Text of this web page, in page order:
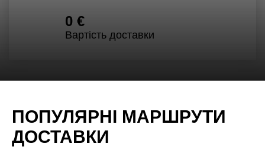
0 €
Вартість доставки
ДОСТАВКИ